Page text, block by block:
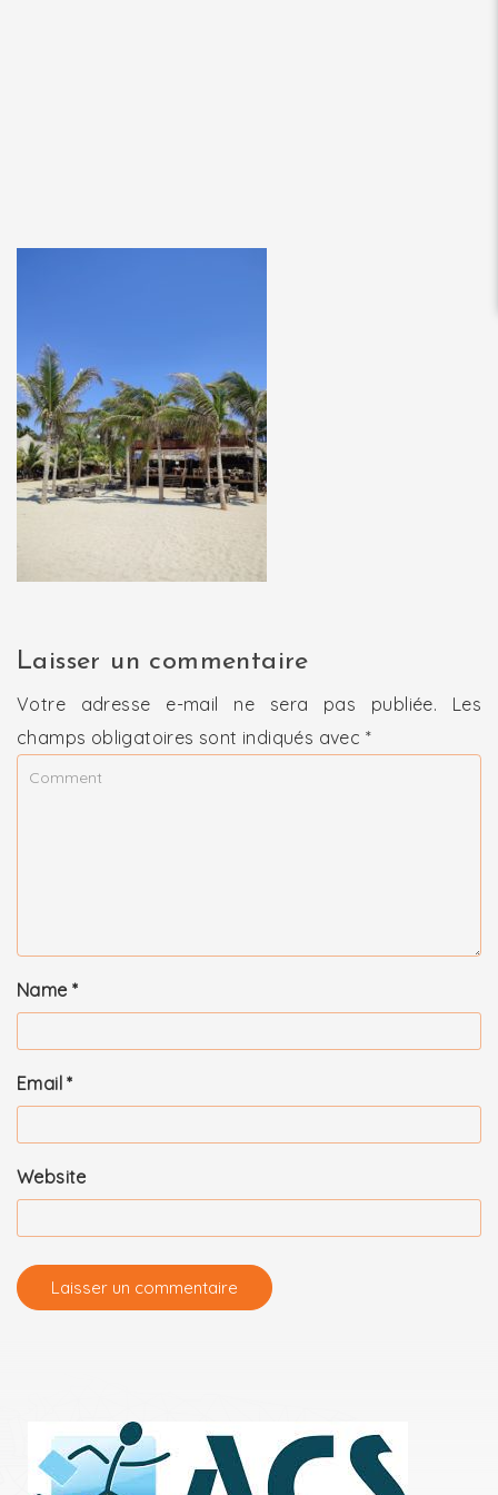
Laisser un commentaire
Votre adresse e-mail ne sera pas publiée.
Les
champs obligatoires sont indiqués avec *
Name *
Email*
Website